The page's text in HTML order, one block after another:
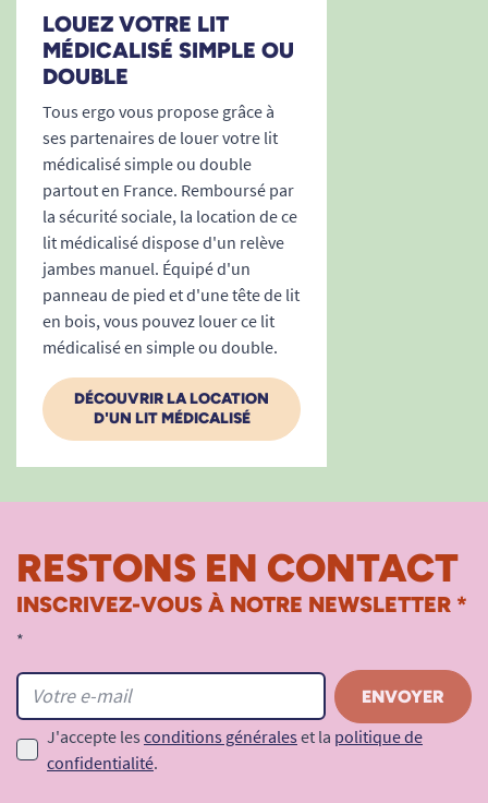
LOUEZ VOTRE LIT
MÉDICALISÉ SIMPLE OU
DOUBLE
Tous ergo vous propose grâce à
ses partenaires de louer votre lit
médicalisé simple ou double
partout en France. Remboursé par
la sécurité sociale, la location de ce
lit médicalisé dispose d'un relève
jambes manuel. Équipé d'un
panneau de pied et d'une tête de lit
en bois, vous pouvez louer ce lit
médicalisé en simple ou double.
DÉCOUVRIR LA LOCATION
D'UN LIT MÉDICALISÉ
RESTONS EN CONTACT
INSCRIVEZ-VOUS À NOTRE NEWSLETTER *
*
J'accepte les conditions générales et la politique de
confidentialité.